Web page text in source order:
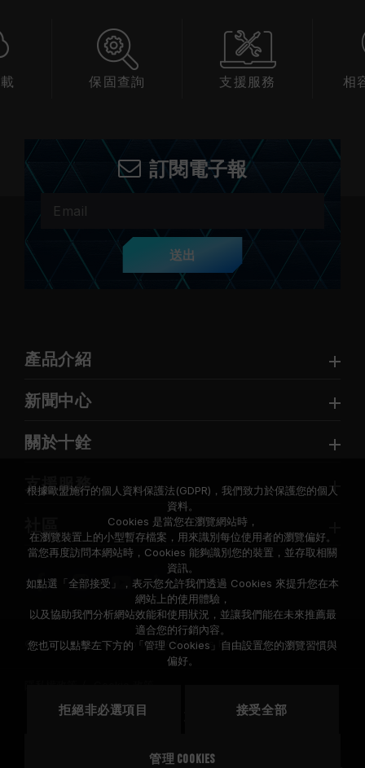
保固查詢 支援服務 相
訂閱電子報
送出
產品介紹
新聞中心
關於十銓
支援服務
© 2026 Team Group Inc. All Rights Reserved.
美國
根據歐盟施行的個人資料保護法(GDPR)，我們致力於保護您的個人
資料。
Cookies 是當您在瀏覽網站時，
在瀏覽裝置上的小型暫存檔案，用來識別每位使用者的瀏覽偏好。
當您再度訪問本網站時，Cookies 能夠識別您的裝置，並存取相關
資訊。
如點選「全部接受」，表示您允許我們透過 Cookies 來提升您在本
網站上的使用體驗，
以及協助我們分析網站效能和使用狀況，並讓我們能在未來推薦最
適合您的行銷內容。
您也可以點擊左下方的「管理 Cookies」自由設置您的瀏覽習慣與
偏好。
拒絕非必選項目 接受全部
管理 Cookies